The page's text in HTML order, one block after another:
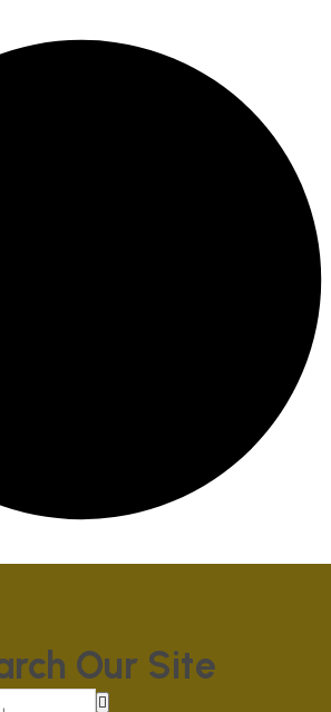
Our Site